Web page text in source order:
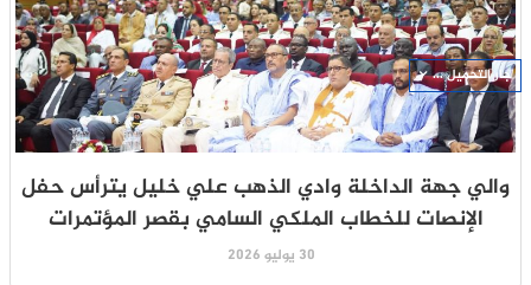
والي جهة الداخلة وادي الذهب علي خليل يترأس حفل
الإنصات للخطاب الملكي السامي بقصر المؤتمرات
30 يوليو 2026
جار التحميل ...